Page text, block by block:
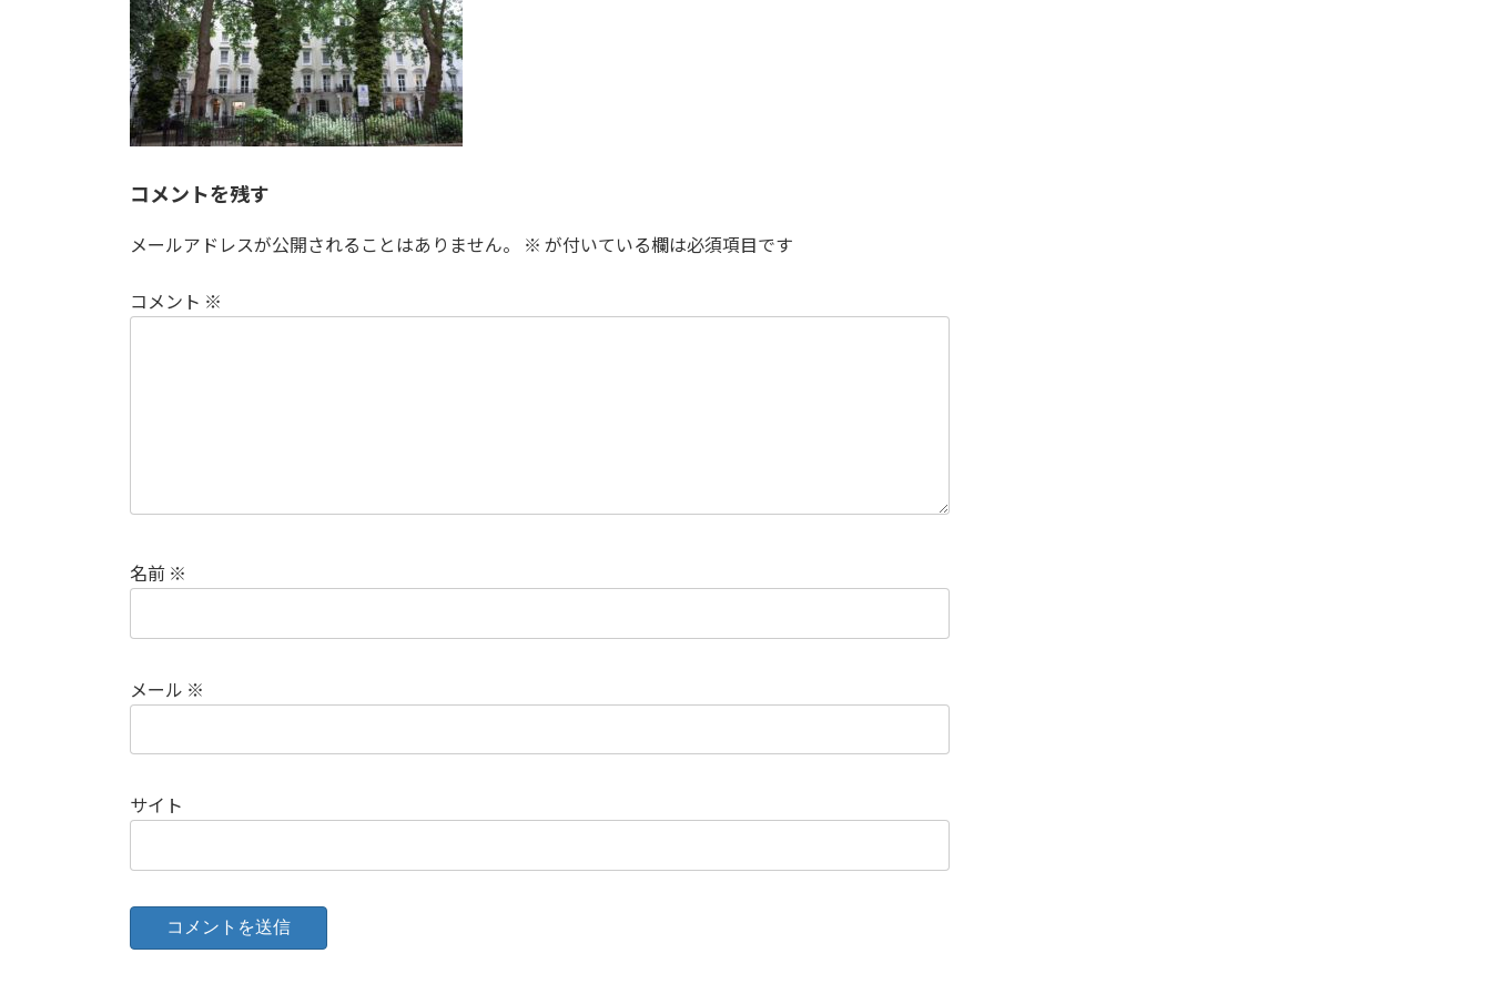
コメントを残す
メールアドレスが公開されることはありません。 ※ が付いている欄は必須項目です
コメント ※
名前 ※
メール ※
サイト